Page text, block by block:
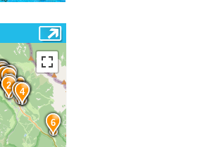
12
10
9
8
7
6
5
4
3
2